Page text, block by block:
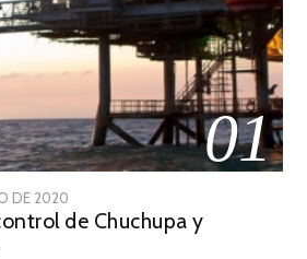
01
DE 2020
DE
de Chuchupa y